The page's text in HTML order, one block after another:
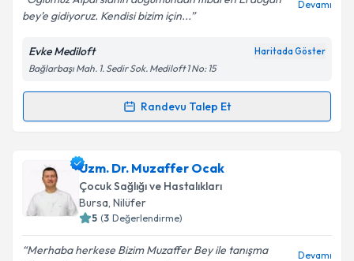
Kişisel verilerimin işlenmesine ilişkin
Metni'ni okudum ve kişisel verilerimin belirtilen
kapsamda işlenmesini kabul ediyorum.
bey’e gidiyoruz. Kendisi bizim için...
Devamı
Evke Mediloft Haritada Göster
Bağlarbaşı Mah. 1. Sedir Sok. Mediloft 1 No: 15
Randevu Talep Et
Randevu Takvimi Talebi
Uzm. Dr. Erdoğan Yüzkollariçin randevu takvimi
talebi oluşturun. Size bu uzmandan randevu almanız
için bir takvim hazırlandığında e-posta ile
bilgilendireceğiz.
E-posta Adresiniz
Uzm. Dr. Muzaffer Ocak
Çocuk Sağlığı ve Hastalıkları
Bursa, Nilüfer
5 (3 Değerlendirme)
Merhaba herkese Bizim Muzaffer Bey ile tanışma
Devamı